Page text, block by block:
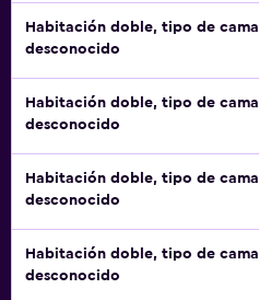
Habitación doble, tipo de cama
desconocido
Habitación doble, tipo de cama
desconocido
Habitación doble, tipo de cama
desconocido
Habitación doble, tipo de cama
desconocido